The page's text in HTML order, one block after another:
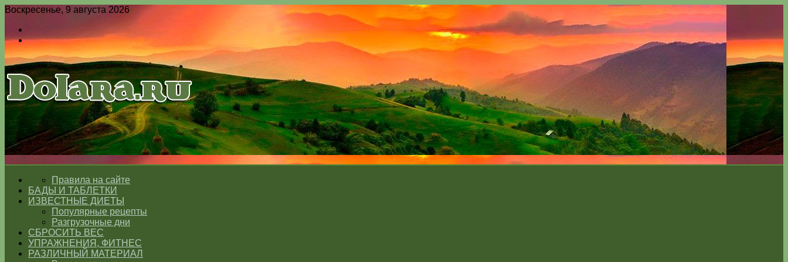
Воскресенье, 9 августа 2026
Switch
skin
Меню
Switch
ГЛАВНАЯПравила на сайте
БАДЫ И ТАБЛЕТКИ
ИЗВЕСТНЫЕ ДИЕТЫ
Популярные рецепты
Разгрузочные дни
СБРОСИТЬ ВЕС
УПРАЖНЕНИЯ, ФИТНЕС
РАЗЛИЧНЫЙ МАТЕРИАЛ